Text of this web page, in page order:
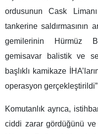
ordusunun Cask
tankerine saldırmasının
gemilerinin Hürmüz
gemisavar balistik ve
başlıklı kamikaze
operasyon
Komutanlık ayrıca,
ciddi zarar gördüğünü